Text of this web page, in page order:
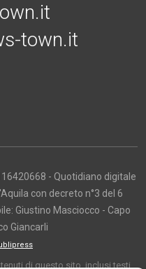
town.it
- Quotidiano digitale
con decreto n°3 del 6
Giustino Masciocco - Capo
Giancarli
di questo sito, inclusi testi,